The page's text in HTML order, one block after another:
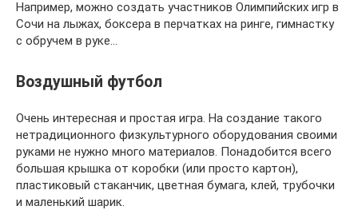
Например, можно создать участников Олимпийских игр в
Сочи на лыжах, боксера в перчатках на ринге, гимнастку
с обручем в руке…
Воздушный футбол
Очень интересная и простая игра. На создание такого
нетрадиционного физкультурного оборудования своими
руками не нужно много материалов. Понадобится всего
большая крышка от коробки (или просто картон),
пластиковый стаканчик, цветная бумага, клей, трубочки
и маленький шарик.